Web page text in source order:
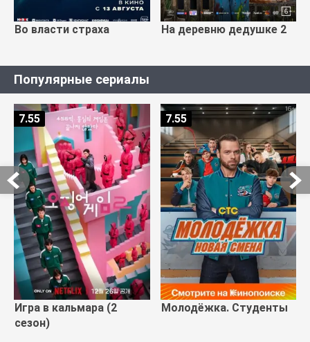
Во власти страха На деревню дедушке 2
Популярные сериалы
Игра в кальмара (2
сезон)
7.55
Молодёжка. Студенты
7.55